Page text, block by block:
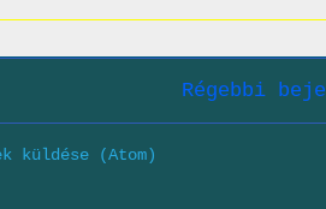
Régebbi
küldése (Atom)